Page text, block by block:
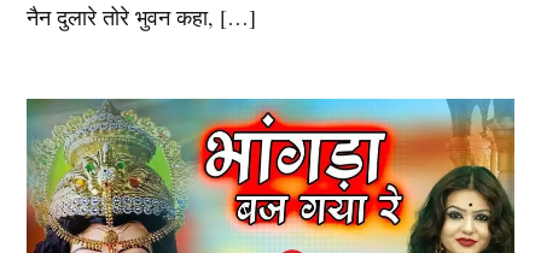
नैन दुलारे तोरे भुवन कहा, […]